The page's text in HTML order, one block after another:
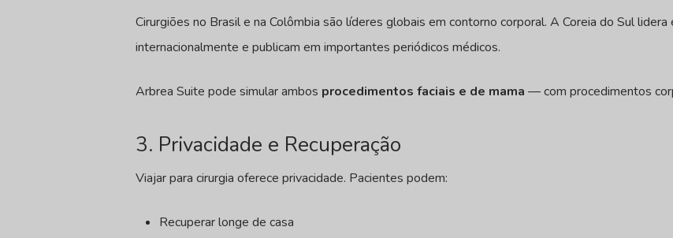
Cirurgiões no Brasil e na Colômbia são líderes globais em contorno corporal. A Coreia do Sul
internacionalmente e publicam em importantes periódicos médicos.
Arbrea Suite pode simular ambos procedimentos faciais e de mama — com procedimentos
3. Privacidade e Recuperação
Viajar para cirurgia oferece privacidade. Pacientes podem:
Recuperar longe de casa